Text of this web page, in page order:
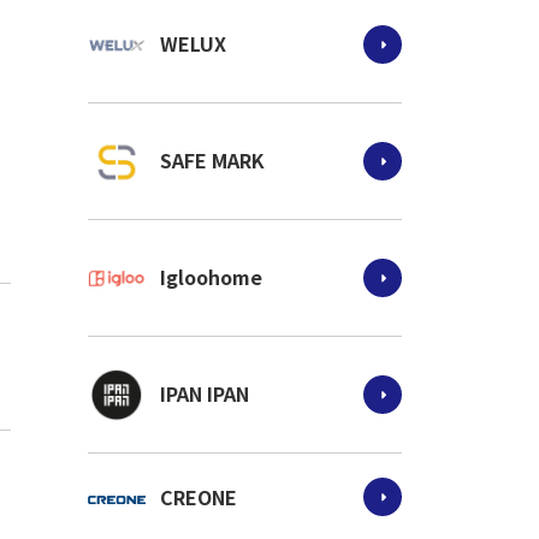
WELUX
SAFE MARK
Igloohome
IPAN IPAN
CREONE